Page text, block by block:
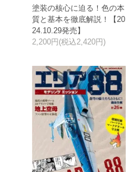
塗装の核心に迫る！色の本
質と基本を徹底解説！【20
24.10.29発売】
2,200円(税込2,420円)